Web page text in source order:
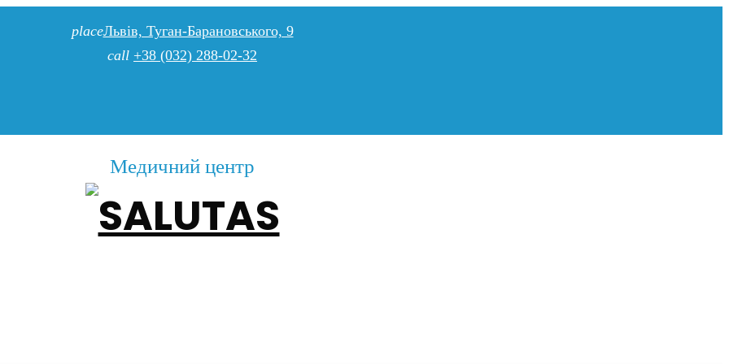
placeЛьвів, Туган-Барановського, 9
call +38 (032) 288-02-32
Медичний центр